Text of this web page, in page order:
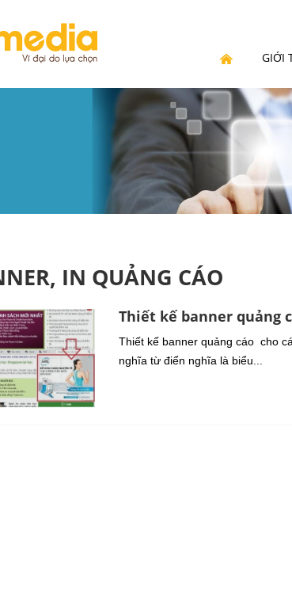
GIỚI
IN QUẢNG CÁO
Thiết kế banner quảng
Thiết kế banner quảng cáo cho
nghĩa từ điển nghĩa là biểu...